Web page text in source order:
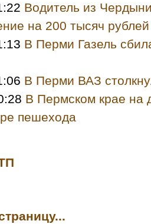
Водитель из
на 200 тысяч рублей
В Перми Газель
В Перми ВАЗ
В Пермском крае на
пешехода